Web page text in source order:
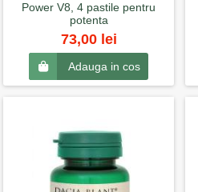
Power V8, 4 pastile pentru
potenta
73,00 lei
Adauga in cos